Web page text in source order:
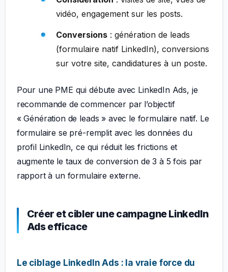
vidéo, engagement sur les posts.
Conversions: génération de leads
(formulaire natif LinkedIn), conversions
sur votre site, candidatures à un poste.
Pour une PME qui débute avec LinkedIn Ads, je
recommande de commencer par l’objectif
« Génération de leads » avec le formulaire natif. Le
formulaire se pré-remplit avec les données du
profil LinkedIn, ce qui réduit les frictions et
augmente le taux de conversion de 3 à 5 fois par
rapport à un formulaire externe.
Créer et cibler une campagne LinkedIn
Ads efficace
Le ciblage LinkedIn Ads : la vraie force du